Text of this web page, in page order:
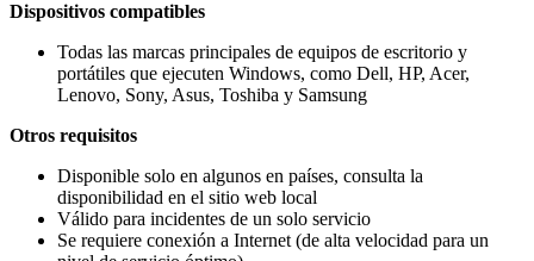
Dispositivos compatibles
Todas las marcas principales de equipos de escritorio y
portátiles que ejecuten Windows, como Dell, HP, Acer,
Lenovo, Sony, Asus, Toshiba y Samsung
Otros requisitos
Disponible solo en algunos en países, consulta la
disponibilidad en el sitio web local
Válido para incidentes de un solo servicio
Se requiere conexión a Internet (de alta velocidad para un